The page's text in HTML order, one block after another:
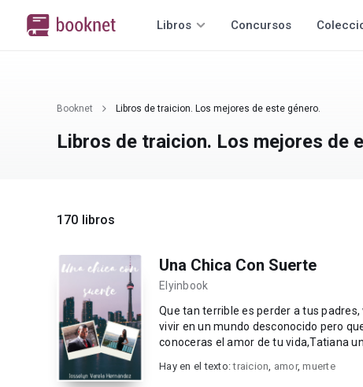
Libros Concursos
Booknet Libros de traicion. Los mejores de este género.
Libros de traicion. Los mejores de
170 libros
Una Chica Con Suerte
Elyinbook
Que tan terrible es perder a tus
vivir en un mundo desconocido pero
conoceras el amor de tu vida,Tatiana
Hay en el texto:traicion, amor,muerte